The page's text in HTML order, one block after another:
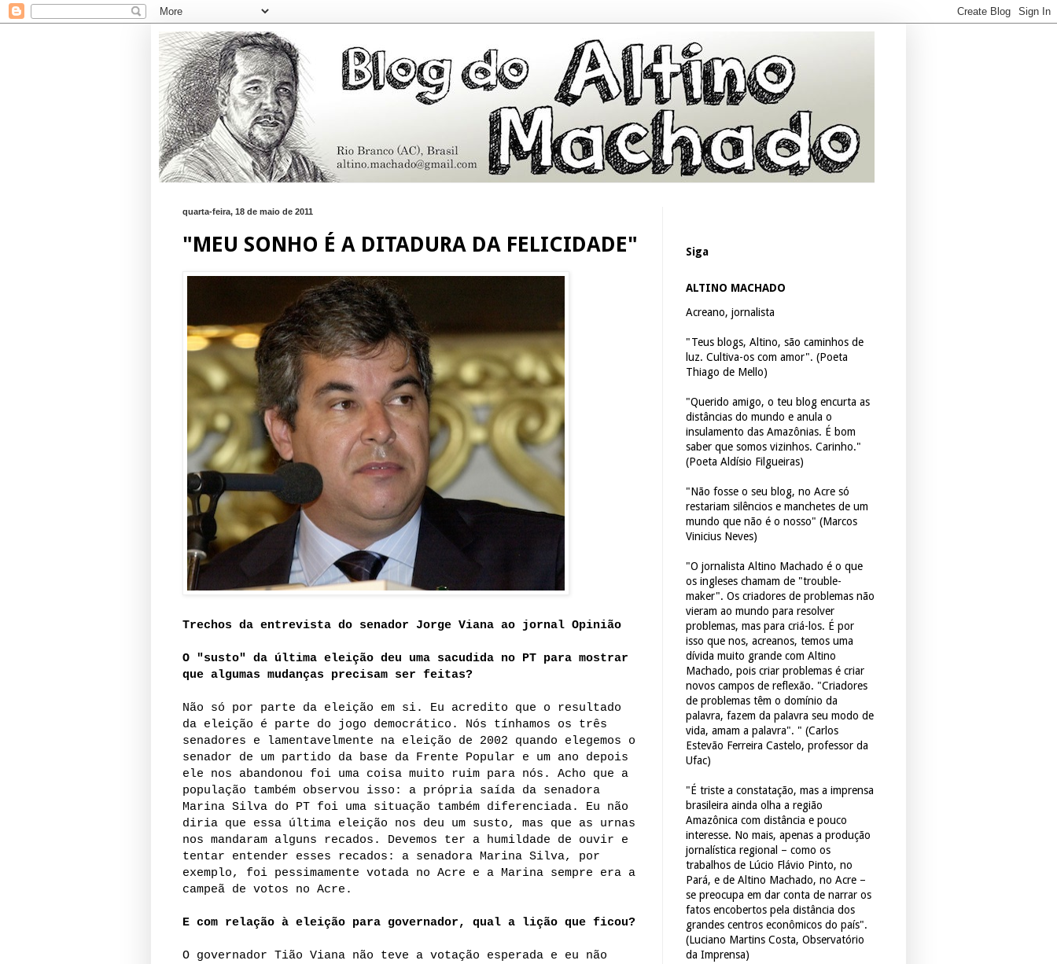
quarta-feira, 18 de maio de 2011
"MEU SONHO É A DITADURA DA FELICIDADE"
Trechos da entrevista do senador Jorge Viana ao jornal Opinião
O "susto" da última eleição deu uma sacudida no PT para mostrar
que algumas mudanças precisam ser feitas?
Não só por parte da eleição em si. Eu acredito que o resultado
da eleição é parte do jogo democrático. Nós tínhamos os três
senadores e lamentavelmente na eleição de 2002 quando elegemos o
senador de um partido da base da Frente Popular e um ano depois
ele nos abandonou foi uma coisa muito ruim para nós. Acho que a
população também observou isso: a própria saída da senadora
Marina Silva do PT foi uma situação também diferenciada. Eu não
diria que essa última eleição nos deu um susto, mas que as urnas
nos mandaram alguns recados. Devemos ter a humildade de ouvir e
tentar entender esses recados: a senadora Marina Silva, por
exemplo, foi pessimamente votada no Acre e a Marina sempre era a
campeã de votos no Acre.
E com relação à eleição para governador, qual a lição que ficou?
O governador Tião Viana não teve a votação esperada e eu não
Siga
ALTINO MACHADO
Acreano, jornalista
"Teus blogs, Altino, são caminhos de
luz. Cultiva-os com amor". (Poeta
Thiago de Mello)
"Querido amigo, o teu blog encurta as
distâncias do mundo e anula o
insulamento das Amazônias. É bom
saber que somos vizinhos. Carinho."
(Poeta Aldísio Filgueiras)
"Não fosse o seu blog, no Acre só
restariam silêncios e manchetes de um
mundo que não é o nosso" (Marcos
Vinicius Neves)
"O jornalista Altino Machado é o que
os ingleses chamam de "trouble-
maker". Os criadores de problemas não
vieram ao mundo para resolver
problemas, mas para criá-los. É por
isso que nos, acreanos, temos uma
dívida muito grande com Altino
Machado, pois criar problemas é criar
novos campos de reflexão. "Criadores
de problemas têm o domínio da
palavra, fazem da palavra seu modo de
vida, amam a palavra". " (Carlos
Estevão Ferreira Castelo, professor da
Ufac)
"É triste a constatação, mas a imprensa
brasileira ainda olha a região
Amazônica com distância e pouco
interesse. No mais, apenas a produção
jornalística regional – como os
trabalhos de Lúcio Flávio Pinto, no
Pará, e de Altino Machado, no Acre –
se preocupa em dar conta de narrar os
fatos encobertos pela distância dos
grandes centros econômicos do país".
(Luciano Martins Costa, Observatório
da Imprensa)